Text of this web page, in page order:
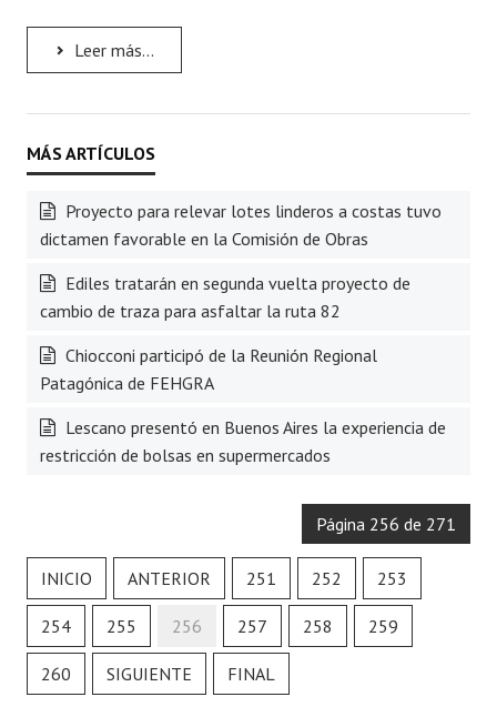
Leer más...
Proyecto para relevar lotes linderos a costas tuvo
dictamen favorable en la Comisión de Obras
Ediles tratarán en segunda vuelta proyecto de
cambio de traza para asfaltar la ruta 82
Chiocconi participó de la Reunión Regional
Patagónica de FEHGRA
Lescano presentó en Buenos Aires la experiencia de
restricción de bolsas en supermercados
Página 256 de 271
INICIO ANTERIOR 251 252 253
254 255 256 257 258 259
260 SIGUIENTE FINAL